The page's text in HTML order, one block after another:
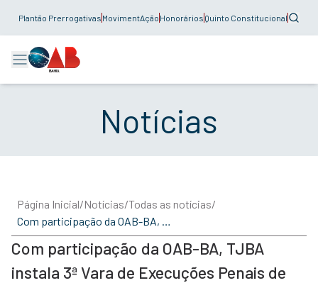
Plantão Prerrogativas MovimentAção Honorários Quinto Constitucional
Notícias
Página Inicial/Notícias/Todas as notícias/
Com participação da OAB-BA, TJBA
instala 3ª Vara de Execuções Penais de